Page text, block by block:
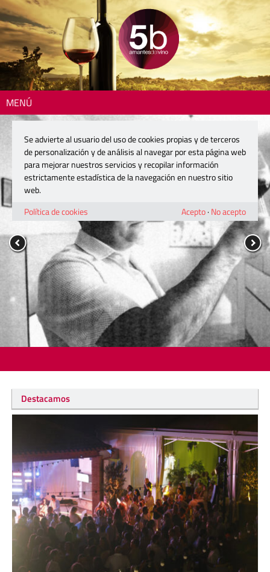
MENÚ
Destacamos
Se advierte al usuario del uso de cookies propias y de terceros
de personalización y de análisis al navegar por esta página web
para mejorar nuestros servicios y recopilar información
estrictamente estadística de la navegación en nuestro sitio
web.
Política de cookies
Acepto· No acepto